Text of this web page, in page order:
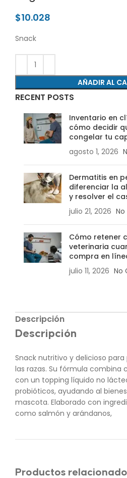
$10.028
Snack
AÑADIR AL
RECENT POSTS
Inventario en
cómo decidir
congelar tu
agosto 1, 2026
Dermatitis en
diferenciar la
y resolver el
julio 21, 2026
Cómo retener
veterinaria
compra en
julio 11, 2026 No
Descripción
Descripción
Snack nutritivo y delicioso
las razas. Su fórmula combina
con un topping líquido no
probióticos, ayudando al
mascota. Elaborado con
como salmón y arándanos,
Productos